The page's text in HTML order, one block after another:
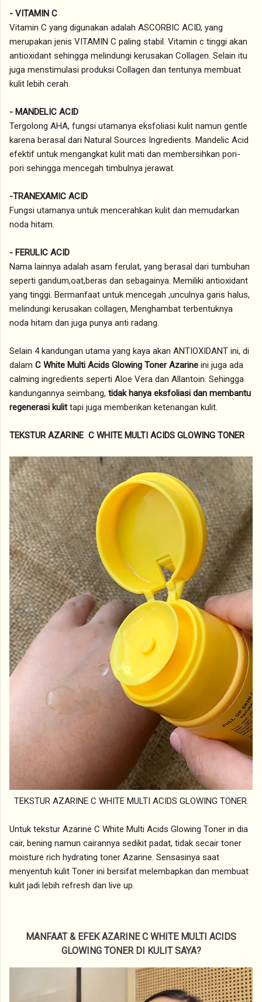
- VITAMIN C
Vitamin C yang digunakan adalah ASCORBIC ACID, yang
merupakan jenis VITAMIN C paling stabil. Vitamin c tinggi akan
antioxidant sehingga melindungi kerusakan Collagen. Selain itu
juga menstimulasi produksi Collagen dan tentunya membuat
kulit lebih cerah.
- MANDELIC ACID
Tergolong AHA, fungsi utamanya eksfoliasi kulit namun gentle
karena berasal dari Natural Sources Ingredients. Mandelic Acid
efektif untuk mengangkat kulit mati dan membersihkan pori-
pori sehingga mencegah timbulnya jerawat.
-TRANEXAMIC ACID
Fungsi utamanya untuk mencerahkan kulit dan memudarkan
noda hitam.
- FERULIC ACID
Nama lainnya adalah asam ferulat, yang berasal dari tumbuhan
seperti gandum,oat,beras dan sebagainya. Memiliki antioxidant
yang tinggi. Bermanfaat untuk mencegah ,unculnya garis halus,
melindungi kerusakan collagen, Menghambat terbentuknya
noda hitam dan juga punya anti radang.
Selain 4 kandungan utama yang kaya akan ANTIOXIDANT ini, di
dalam C White Multi Acids Glowing Toner Azarine ini juga ada
calming ingredients seperti Aloe Vera dan Allantoin. Sehingga
kandungannya seimbang, tidak hanya eksfoliasi dan membantu
regenerasi kulittapi juga memberikan ketenangan kulit.
TEKSTUR AZARINE C WHITE MULTI ACIDS GLOWING TONER
TEKSTUR AZARINE C WHITE MULTI ACIDS GLOWING TONER.
Untuk tekstur Azarine C White Multi Acids Glowing Toner in dia
cair, bening namun cairannya sedikit padat, tidak secair toner
moisture rich hydrating toner Azarine. Sensasinya saat
menyentuh kulit Toner ini bersifat melembapkan dan membuat
kulit jadi lebih refresh dan live up.
MANFAAT & EFEK AZARINE C WHITE MULTI ACIDS
GLOWING TONER DI KULIT SAYA?